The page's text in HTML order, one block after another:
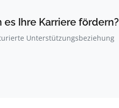
Ihre Karriere fördern?
Unterstützungsbeziehung